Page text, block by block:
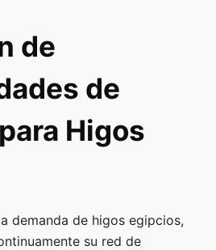
de
de
Higos
demanda de higos egipcios,
su red de